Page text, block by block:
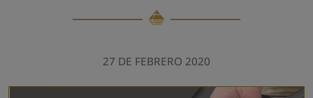
27 DE FEBRERO 2020